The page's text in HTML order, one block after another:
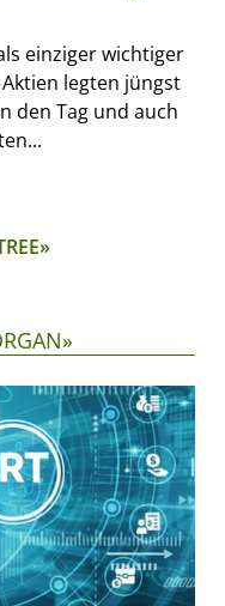
einziger wichtiger
legten jüngst
den Tag und auch